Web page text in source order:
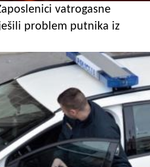
vatrogasne
problem putnika iz